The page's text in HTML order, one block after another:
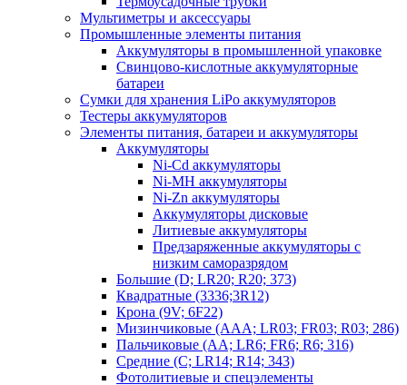
Мультиметры и аксессуары
Промышленные элементы питания
Аккумуляторы в промышленной упаковке
Свинцово-кислотные аккумуляторные
батареи
Сумки для хранения LiPo аккумуляторов
Тестеры аккумуляторов
Элементы питания, батареи и аккумуляторы
Аккумуляторы
Ni-Cd аккумуляторы
Ni-MH аккумуляторы
Ni-Zn аккумуляторы
Аккумуляторы дисковые
Литиевые аккумуляторы
Предзаряженные аккумуляторы с
низким саморазрядом
Большие (D; LR20; R20; 373)
Квадратные (3336;3R12)
Крона (9V; 6F22)
Мизинчиковые (AAA; LR03; FR03; R03; 286)
Пальчиковые (AA; LR6; FR6; R6; 316)
Средние (C; LR14; R14; 343)
Фотолитиевые и спецэлементы